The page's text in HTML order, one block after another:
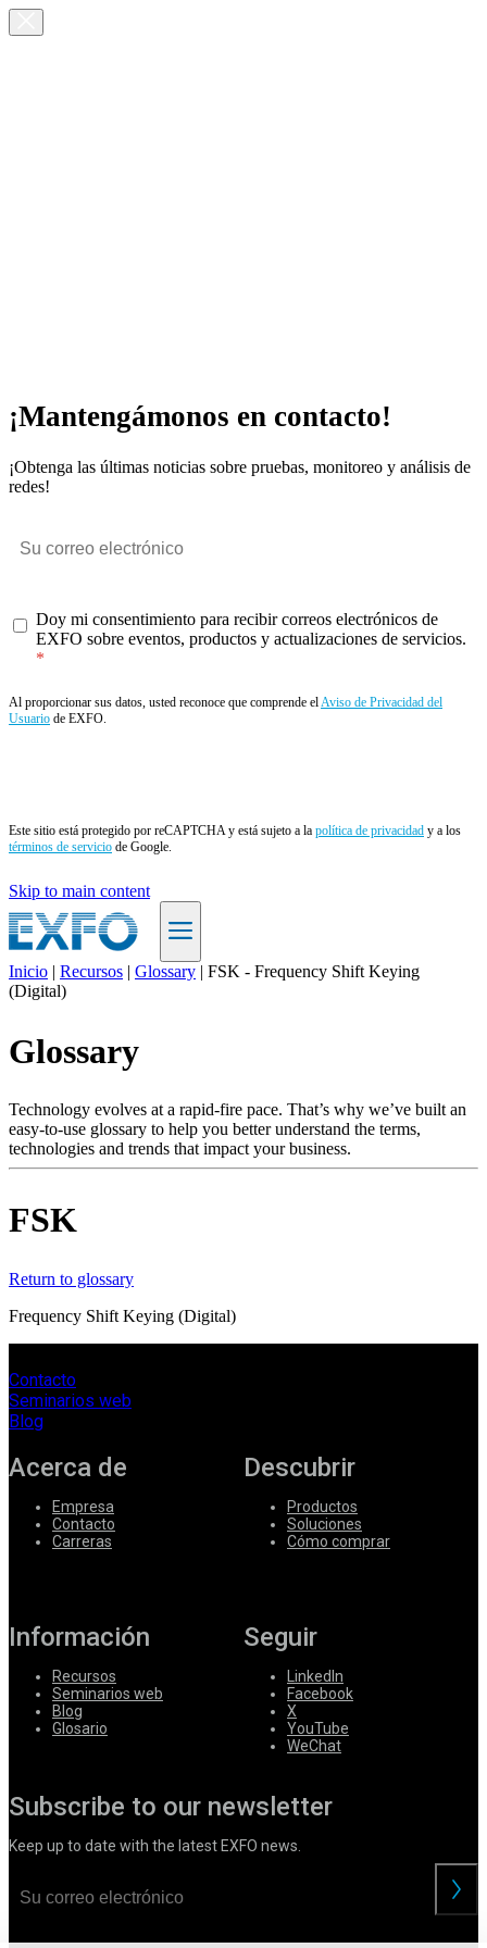
¡Mantengámonos en contacto!
¡Obtenga las últimas noticias sobre pruebas, monitoreo y análisis de
redes!
Doy mi consentimiento para recibir correos electrónicos de
EXFO sobre eventos, productos y actualizaciones de servicios.
Al proporcionar sus datos, usted reconoce que comprende elAviso de Privacidad del
Usuario de EXFO.
Este sitio está protegido por reCAPTCHA y está sujeto a la política de privacidad y a los
términos de servicio de Google.
Skip to main content
ES
Productos
Soluciones
Servicios
Cómo
comprar
Contacto
RegisterLogin
Corporate
Careers
Suppliers
Inicio | Recursos | Glossary | FSK - Frequency Shift Keying
(Digital)
Glossary
Technology evolves at a rapid-fire pace. That’s why we’ve built an
easy-to-use glossary to help you better understand the terms,
technologies and trends that impact your business.
FSK
Return to glossary
Frequency Shift Keying (Digital)
Contacto
Seminarios web
Blog
Acerca de
Empresa
Contacto
Carreras
Descubrir
Productos
Soluciones
Cómo comprar
Información
Recursos
Seminarios web
Blog
Glosario
Seguir
LinkedIn
Facebook
X
YouTube
WeChat
Subscribe to our newsletter
Keep up to date with the latest EXFO news.